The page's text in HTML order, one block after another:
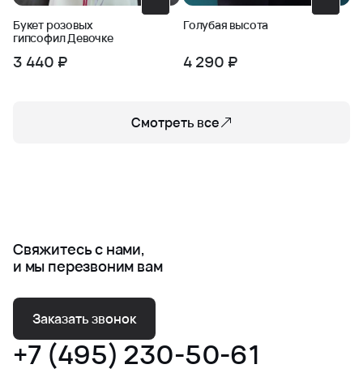
Букет розовых
гипсофил Девочке
3 440 ₽
Голубая высота
4 290 ₽
Смотреть все
Свяжитесь с нами,
и мы перезвоним вам
Заказать звонок
+7 (495) 230-50-61